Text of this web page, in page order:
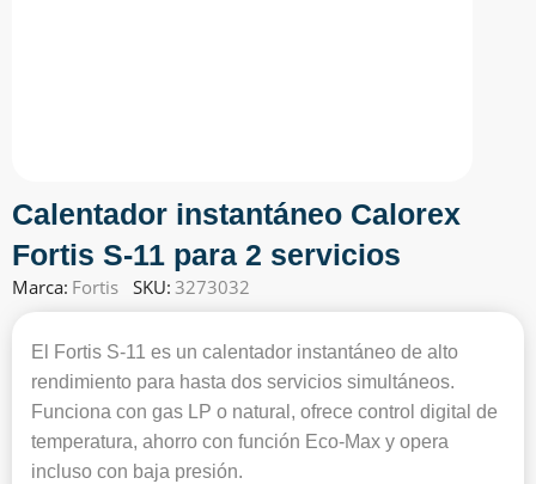
Calentador instantáneo Calorex
Fortis S-11 para 2 servicios
Marca: Fortis SKU: 3273032
El Fortis S-11 es un calentador instantáneo de alto
rendimiento para hasta dos servicios simultáneos.
Funciona con gas LP o natural, ofrece control digital de
temperatura, ahorro con función Eco-Max y opera
incluso con baja presión.